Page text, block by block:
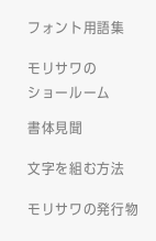
フォント用語集
モリサワの
ショールーム
書体見聞
文字を組む方法
モリサワの発行物